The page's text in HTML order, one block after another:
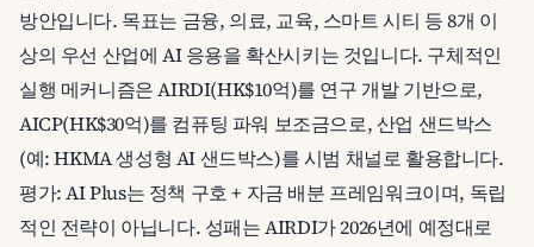
방안입니다. 목표는 금융, 의료, 교육, 스마트 시티 등 8개 이
상의 우선 산업에 AI 응용을 확산시키는 것입니다. 구체적인
실행 메커니즘은 AIRDI(HK$10억)를 연구 개발 기반으로,
AICP(HK$30억)를 컴퓨팅 파워 보조금으로, 산업 샌드박스
(예: HKMA 생성형 AI 샌드박스)를 시범 채널로 활용합니다.
평가: AI Plus는 정책 구호 + 자금 배분 프레임워크이며, 독립
적인 전략이 아닙니다. 성패는 AIRDI가 2026년에 예정대로